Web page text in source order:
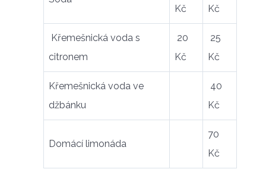
Kč
Kč
Křemešnická voda s
citronem
20
Kč
25
Kč
Křemešnická voda ve
džbánku
40
Kč
Domácí limonáda
70
Kč